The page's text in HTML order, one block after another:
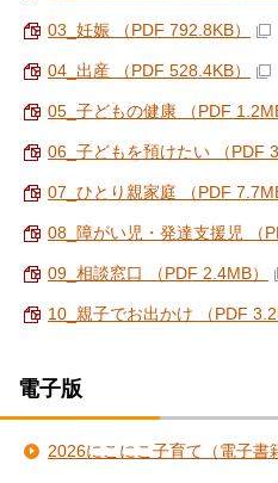
03_妊娠 （PDF 792.8KB）
04_出産 （PDF 528.4KB）
05_子どもの健康 （PDF
06_子どもを預けたい （PDF
07_ひとり親家庭 （PDF
08_障がい児・発達支援児 （
09_相談窓口 （PDF 2.4MB）
10_親子でお出かけ （PDF
電子版
2026にこにこ子育て（電子書